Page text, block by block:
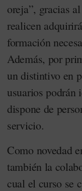
oreja”, gracias
realicen
formación
Además, por
un distintivo en
usuarios podrán
dispone de
servicio.
Como novedad
también la
cual el curso se